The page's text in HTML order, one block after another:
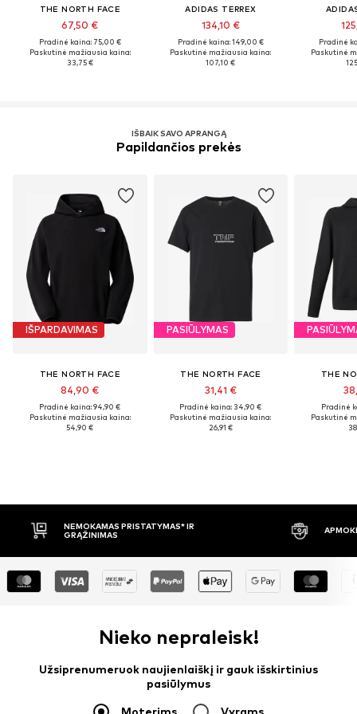
THE NORTH FACE
67,50 €
Pradinė kaina: 75,00 €
Paskutinė mažiausia kaina:
33,75 €
ADIDAS TERREX
134,10 €
Pradinė kaina: 149,00 €
Paskutinė mažiausia kaina:
107,10 €
Pradinė
Paskutinė
IŠBAIK SAVO APRANGĄ
Papildančios prekės
IŠPARDAVIMAS
THE NORTH FACE
84,90 €
Pradinė kaina: 94,90 €
Paskutinė mažiausia kaina:
54,90 €
PASIŪLYMAS
THE NORTH FACE
31,41 €
Pradinė kaina: 34,90 €
Paskutinė mažiausia kaina:
26,91 €
THE
Pradinė
Paskutinė
APMOKĖJIMAS PRISTAČIUS 30 DIENŲ
Nieko nepraleisk!
Užsiprenumeruok naujienlaiškį ir gauk išskirtinius
pasiūlymus
Moterims Vyrams